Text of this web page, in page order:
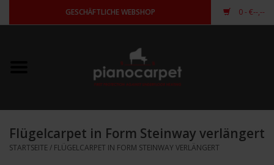
GESCHÄFTLICHE WEBSHOP 0- €--,--
Für Flügel
Flügelcarpet in Form Steinway verlängert
STARTSEITE/ FLÜGELCARPET IN FORM STEINWAY VERLÄNGERT